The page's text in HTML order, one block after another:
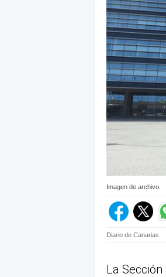
Imagen de archivo.
Diario de Canarias
La